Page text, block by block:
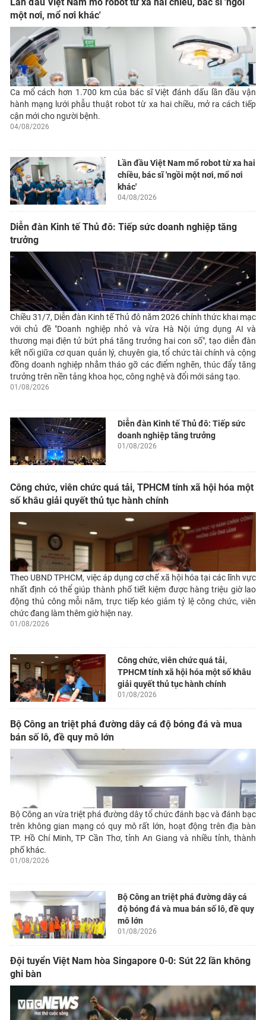
một nơi, mổ nơi khác'
Ca mổ cách hơn 1.700 km của bác sĩ Việt đánh dấu lần đầu vận
hành mạng lưới phẫu thuật robot từ xa hai chiều, mở ra cách tiếp
cận mới cho người bệnh.
04/08/2026
Lần đầu Việt Nam mổ robot từ xa hai
chiều, bác sĩ 'ngồi một nơi, mổ nơi
khác'
04/08/2026
Diễn đàn Kinh tế Thủ đô: Tiếp sức doanh nghiệp tăng
trưởng
Chiều 31/7, Diễn đàn Kinh tế Thủ đô năm 2026 chính thức khai mạc
với chủ đề "Doanh nghiệp nhỏ và vừa Hà Nội ứng dụng AI và
thương mại điện tử bứt phá tăng trưởng hai con số", tạo diễn đàn
kết nối giữa cơ quan quản lý, chuyên gia, tổ chức tài chính và cộng
đồng doanh nghiệp nhằm tháo gỡ các điểm nghẽn, thúc đẩy tăng
trưởng trên nền tảng khoa học, công nghệ và đổi mới sáng tạo.
01/08/2026
Diễn đàn Kinh tế Thủ đô: Tiếp sức
doanh nghiệp tăng trưởng
01/08/2026
Công chức, viên chức quá tải, TPHCM tính xã hội hóa một
số khâu giải quyết thủ tục hành chính
Theo UBND TPHCM, việc áp dụng cơ chế xã hội hóa tại các lĩnh vực
nhất định có thể giúp thành phố tiết kiệm được hàng triệu giờ lao
động thủ công mỗi năm, trực tiếp kéo giảm tỷ lệ công chức, viên
chức đang làm thêm giờ hiện nay.
01/08/2026
Công chức, viên chức quá tải,
TPHCM tính xã hội hóa một số khâu
giải quyết thủ tục hành chính
01/08/2026
Bộ Công an triệt phá đường dây cá độ bóng đá và mua
bán số lô, đề quy mô lớn
Bộ Công an vừa triệt phá đường dây tổ chức đánh bạc và đánh bạc
trên không gian mạng có quy mô rất lớn, hoạt động trên địa bàn
TP. Hồ Chí Minh, TP Cần Thơ, tỉnh An Giang và nhiều tỉnh, thành
phố khác.
01/08/2026
Bộ Công an triệt phá đường dây cá
độ bóng đá và mua bán số lô, đề quy
mô lớn
01/08/2026
Đội tuyển Việt Nam hòa Singapore 0-0: Sút 22 lần không
ghi bàn